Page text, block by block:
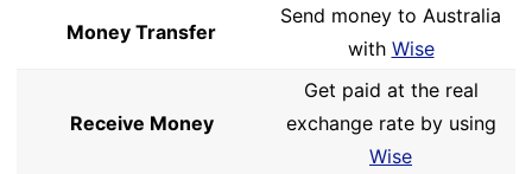
Money Transfer
Send money to Australia
with Wise
Receive Money
Get paid at the real
exchange rate by using
Wise